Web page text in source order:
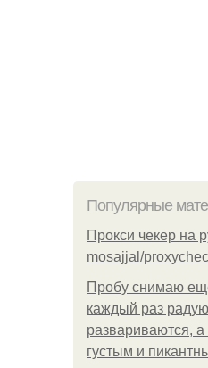
Популярные
Прокси чекер на
mosajjal/
Пробу снимаю
каждый раз
развариваются, а
густым и